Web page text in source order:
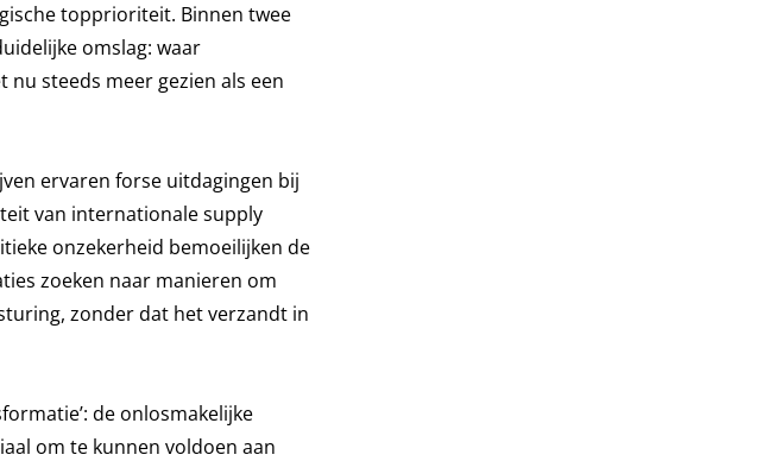
topprioriteit. Binnen twee
omslag: waar
steeds meer gezien als een
ervaren forse uitdagingen bij
van internationale supply
onzekerheid bemoeilijken de
zoeken naar manieren om
zonder dat het verzandt in
de onlosmakelijke
om te kunnen voldoen aan